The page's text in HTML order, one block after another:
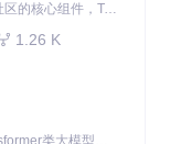
作为 Ascend for PyTorch 社区的核心组件，TorchNPU 是昇腾专为 PyTorch 打造的深度学习适配插件，使 PyTorch 框架能够直接调用昇腾 NPU，为开发者提供昇腾 AI 处理器的超强算力。
1.26 K
本项目是CANN提供的transformer类大模型算子库，实现网络在NPU上加速计算。